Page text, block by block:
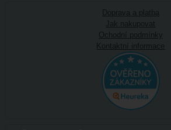
Doprava a platba
Jak nakupovat
Ochodní podmínky
Kontaktní informace